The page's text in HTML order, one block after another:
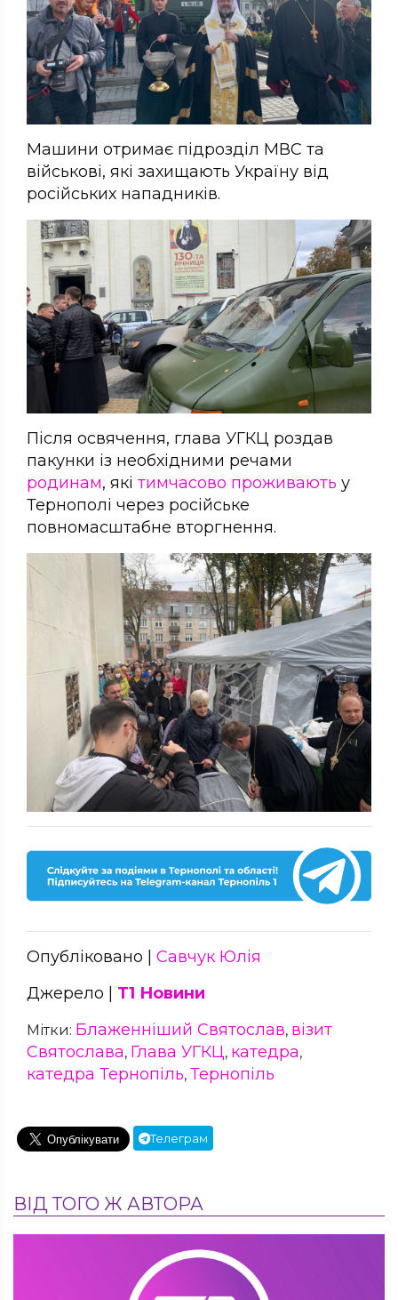
Машини отримає підрозділ МВС та
військові, які захищають Україну від
російських нападників.
Після освячення, глава УГКЦ роздав
пакунки із необхідними речами
родинам, які тимчасово проживають у
Тернополі через російське
повномасштабне вторгнення.
Опубліковано | Савчук Юлія
Джерело | Т1 Новини
Мітки: Блаженніший Святослав, візит
Святослава, Глава УГКЦ, катедра,
катедра Тернопіль, Тернопіль
Телеграм
ВІД ТОГО Ж АВТОРА